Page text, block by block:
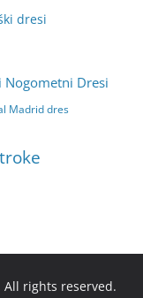
dresi
Nogometni Dresi
Madrid dres
All rights reserved.